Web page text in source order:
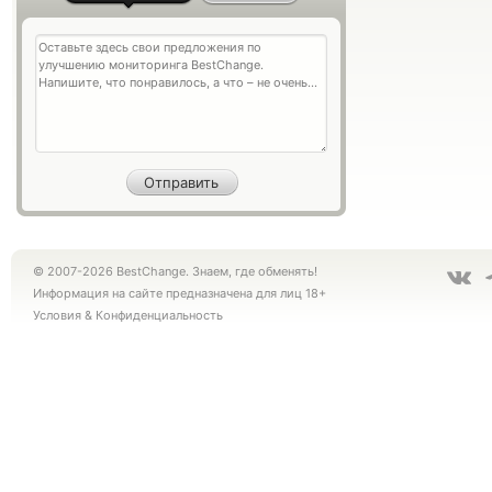
© 2007-2026 BestChange. Знаем, где обменять!
Информация на сайте предназначена для лиц 18+
Условия & Конфиденциальность